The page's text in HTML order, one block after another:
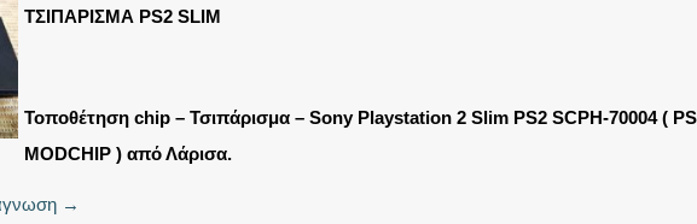
ΤΣΙΠΑΡΙΣΜΑ PS2 SLIM
Τοποθέτηση chip – Τσιπάρισμα – Sony Playstation 2 Slim PS2 SCPH-70004 (
MODCHIP ) από Λάρισα.
→